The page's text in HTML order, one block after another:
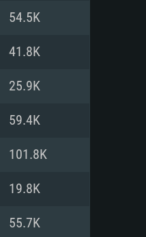
superior;
RX 570
com
54.5K
41.8K
25.9K
59.4K
101.8K
19.8K
55.7K